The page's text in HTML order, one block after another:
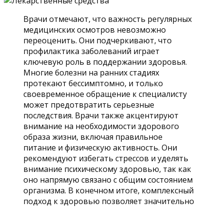
Врачи отмечают, что важность регулярных
медицинских осмотров невозможно
переоценить. Они подчеркивают, что
профилактика заболеваний играет
ключевую роль в поддержании здоровья.
Многие болезни на ранних стадиях
протекают бессимптомно, и только
своевременное обращение к специалисту
может предотвратить серьезные
последствия. Врачи также акцентируют
внимание на необходимости здорового
образа жизни, включая правильное
питание и физическую активность. Они
рекомендуют избегать стрессов и уделять
внимание психическому здоровью, так как
оно напрямую связано с общим состоянием
организма. В конечном итоге, комплексный
подход к здоровью позволяет значительно